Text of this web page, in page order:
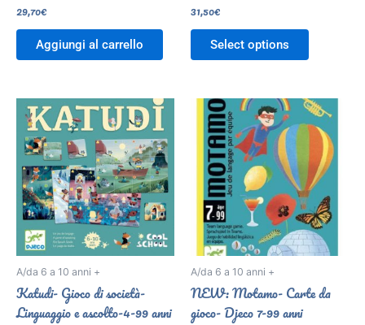
29,70€
Aggiungi al carrello
31,50€
Select options
A/da 6 a 10 anni +
Katudi- Gioco di società-
Linguaggio e ascolto-4-99 anni
A/da 6 a 10 anni +
NEW: Motamo- Carte da
gioco- Djeco 7-99 anni